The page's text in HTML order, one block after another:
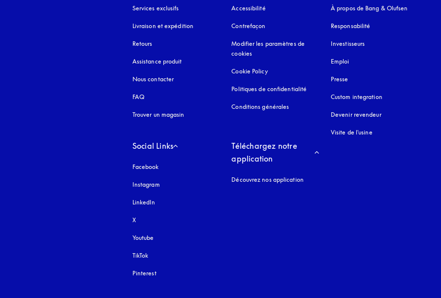
Services exclusifs
Livraison et expédition
Retours
Assistance produit
Nous contacter
FAQ
Trouver un magasin
Accessibilité s’ouvre dans un nouvel onglet
Contrefaçon s’ouvre dans un nouvel onglet
Modifier les paramètres de
cookies
Cookie Policys’ouvre dans un nouvel onglet
Politiques de confidentialité
Conditions générales
À propos de Bang & Olufsen
Responsabilité
Investisseurs
Emploi
Presse
Custom integration
Devenir revendeur
Visite de l'usine
Social Links
Facebook
Instagram
LinkedIn
X
Youtube
TikTok
Pinterest
Téléchargez notre
application
Découvrez nos application